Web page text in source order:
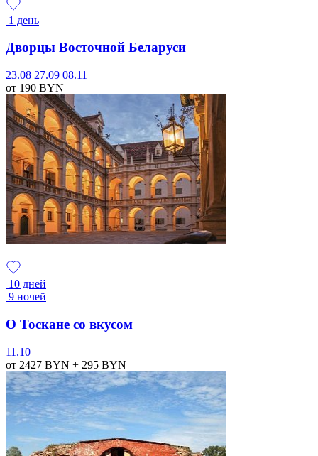
1 день
Дворцы Восточной Беларуси
23.08 27.09 08.11
от 190 BYN
10 дней
9 ночей
О Тоскане со вкусом
11.10
от 2427 BYN + 295 BYN